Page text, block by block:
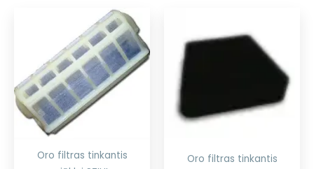
Oro filtras tinkantis
Oro filtras tinkantis